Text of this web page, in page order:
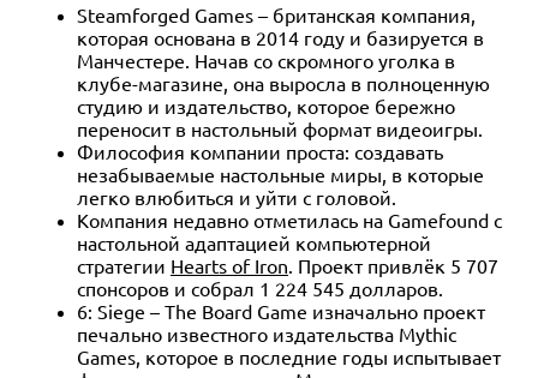
Steamforged Games – британская компания,
которая основана в 2014 году и базируется в
Манчестере. Начав со скромного уголка в
клубе-магазине, она выросла в полноценную
студию и издательство, которое бережно
переносит в настольный формат видеоигры.
Философия компании проста: создавать
незабываемые настольные миры, в которые
легко влюбиться и уйти с головой.
Компания недавно отметилась на Gamefound с
настольной адаптацией компьютерной
стратегии Hearts of Iron . Проект привлёк 5 707
спонсоров и собрал 1 224 545 долларов.
6: Siege – The Board Game изначально проект
печально известного издательства Mythic
Games, которое в последние годы испытывает